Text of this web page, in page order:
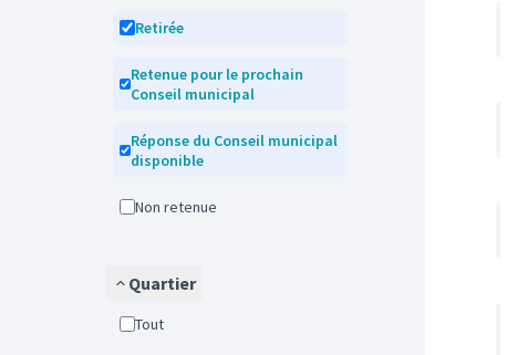
Retirée
Retenue pour le prochain
Conseil municipal
Réponse du Conseil municipal
disponible
Non retenue
Quartier
Tout